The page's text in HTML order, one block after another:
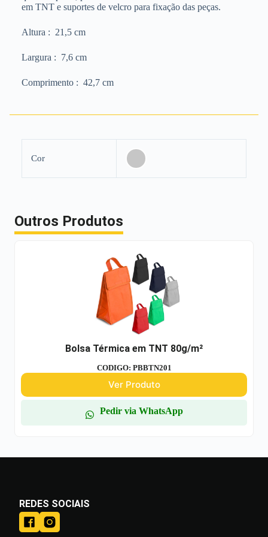
em TNT e suportes de velcro para fixação das peças.
Altura : 21,5 cm
Largura : 7,6 cm
Comprimento : 42,7 cm
Cor
Outros Produtos
Bolsa Térmica em TNT 80g/m²
CODIGO: PBBTN201
Ver Produto
Pedir via WhatsApp
REDES SOCIAIS